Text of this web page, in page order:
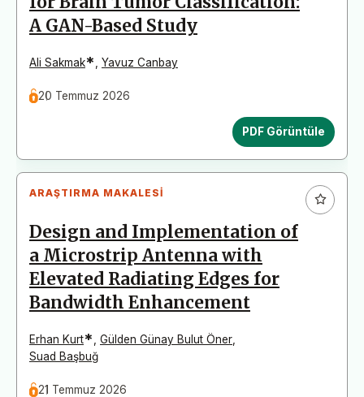
A GAN-Based Study
Ali Sakmak* Yavuz Canbay
20 Temmuz 2026
PDF Görüntüle
ARAŞTIRMA MAKALESI
Design and Implementation of
a Microstrip Antenna with
Elevated Radiating Edges for
Bandwidth Enhancement
Erhan Kurt* Gülden Günay Bulut Öner
Suad Başbuğ
21 Temmuz 2026